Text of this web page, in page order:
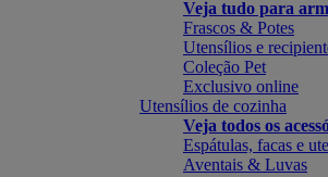
Veja tudo para
Frascos & Potes
Utensílios e
Coleção Pet
Exclusivo online
Utensílios de cozinha
Veja todos os
Espátulas, facas e
Aventais & Luvas